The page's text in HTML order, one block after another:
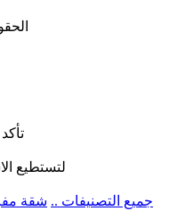
لتستطيع
.. جميع التصنيفات .. شقة